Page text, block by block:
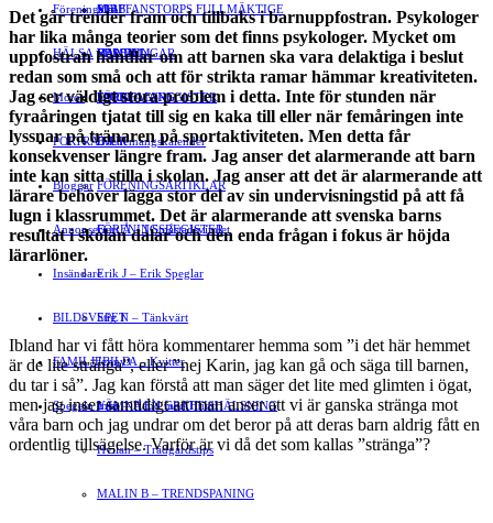
STAFFANSTORPS FULLMÄKTIGE
VAL 2014
Mat
RESOR
EVENEMANG
Evenemangskalender
JOBB
HANDEL
FÖRETAGSREGISTER
Föreningsliv
FÖRENINGAR
SPORT
DJUR
FÖRENINGSARTIKLAR
FÖRENINGSREGISTER
HÄLSA
Motor
PORTRÄTT
Bloggar
Gert Å – I Småstadsvimlet
Erik J – Erik Speglar
Stig N – Tänkvärt
Jenny A – Kvitter
Yrsa – Hand med Hund
Hvilan – Trädgårdstips
MALIN B – TRENDSPANING
Annonsera
Insändare
BILDSVEPET
FAMILJEBILD
LÄMNA EN GRATTISHÄLSNING
Spegeln Info
Det går trender fram och tillbaks i barnuppfostran. Psykologer
har lika många teorier som det finns psykologer. Mycket om
uppfostran handlar om att barnen ska vara delaktiga i beslut
redan som små och att för strikta ramar hämmar kreativiteten.
Jag ser väldigt stora problem i detta. Inte för stunden när
fyraåringen tjatat till sig en kaka till eller när femåringen inte
lyssnar på tränaren på sportaktiviteten. Men detta får
konsekvenser längre fram. Jag anser det alarmerande att barn
inte kan sitta stilla i skolan. Jag anser att det är alarmerande att
lärare behöver lägga stor del av sin undervisningstid på att få
lugn i klassrummet. Det är alarmerande att svenska barns
resultat i skolan dalar och den enda frågan i fokus är höjda
lärarlöner.
Ibland har vi fått höra kommentarer hemma som ”i det här hemmet
är de lite stränga”, eller ”nej Karin, jag kan gå och säga till barnen,
du tar i så”. Jag kan förstå att man säger det lite med glimten i ögat,
men jag inser samtidigt att man anser att vi är ganska stränga mot
våra barn och jag undrar om det beror på att deras barn aldrig fått en
ordentlig tillsägelse. Varför är vi då det som kallas ”stränga”?